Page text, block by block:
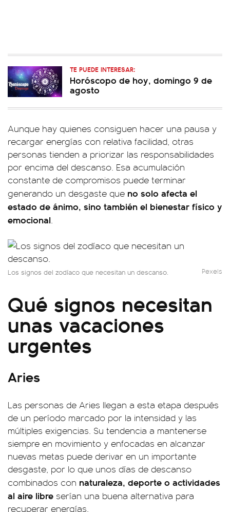
TE PUEDE INTERESAR:
Horóscopo de hoy, domingo 9 de
agosto
Aunque hay quienes consiguen hacer una pausa y
recargar energías con relativa facilidad, otras
personas tienden a priorizar las responsabilidades
por encima del descanso. Esa acumulación
constante de compromisos puede terminar
generando un desgaste que no solo afecta el
estado de ánimo, sino también el bienestar físico y
emocional.
Los signos del zodíaco que necesitan un descanso. Pexels
Qué signos necesitan
unas vacaciones
urgentes
Aries
Las personas de Aries llegan a esta etapa después
de un período marcado por la intensidad y las
múltiples exigencias. Su tendencia a mantenerse
siempre en movimiento y enfocadas en alcanzar
nuevas metas puede derivar en un importante
desgaste, por lo que unos días de descanso
combinados con naturaleza, deporte o actividades
al aire libre serían una buena alternativa para
recuperar energías.